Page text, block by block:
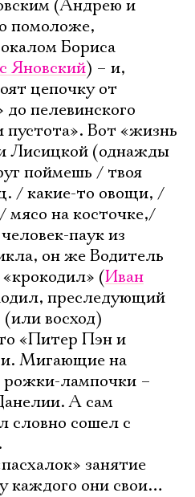
(Андрею и
помоложе,
Бориса
Яновский) – и,
цепочку от
пелевинского
пустота». Вот «жизнь
Лисицкой (однажды
поймешь / твоя
/ какие-то овощи, /
мясо на косточке,/
паук из
он же Водитель
(Иван
преследующий
восход)
«Питер Пэн и
Мигающие на
рожки-лампочки –
А сам
словно сошел с
занятие
каждого они свои…